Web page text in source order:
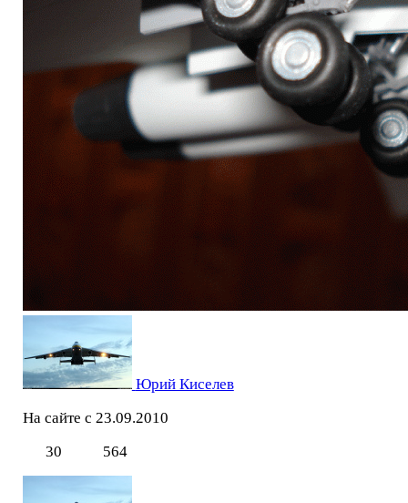
Юрий Киселев
На сайте с 23.09.2010
30
564